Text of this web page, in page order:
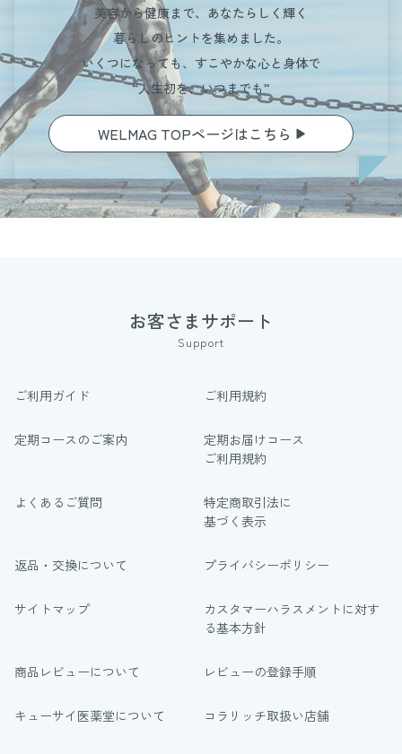
美容から健康まで、あなたらしく輝く
暮らしのヒントを集めました。
いくつになっても、すこやかな心と身体で
“人生初を、いつまでも”
WELMAG TOPページはこちら
お客さまサポート
Support
ご利用ガイド ご利用規約
定期コースのご案内
定期お届けコース
ご利用規約
よくあるご質問
特定商取引法に
基づく表示
返品・交換について プライバシーポリシー
サイトマップ
カスタマーハラスメントに対す
る基本方針
商品レビューについて レビューの登録手順
キューサイ医薬堂について コラリッチ取扱い店舗